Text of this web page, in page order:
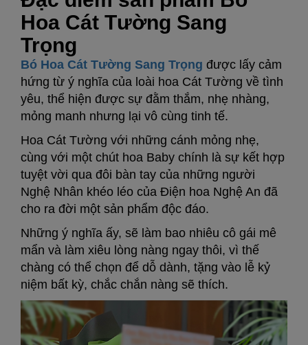
Hoa Cát Tường Sang
Trọng
Bó Hoa Cát Tường Sang Trọng được lấy cảm
hứng từ ý nghĩa của loài hoa Cát Tường về tình
yêu, thể hiện được sự đằm thắm, nhẹ nhàng,
mỏng manh nhưng lại vô cùng tinh tế.
Hoa Cát Tường với những cánh mỏng nhẹ,
cùng với một chút hoa Baby chính là sự kết hợp
tuyệt vời qua đôi bàn tay của những người
Nghệ Nhân khéo léo của Điện hoa Nghệ An đã
cho ra đời một sản phẩm độc đáo.
Những ý nghĩa ấy, sẽ làm bao nhiêu cô gái mê
mẩn và làm xiêu lòng nàng ngay thôi, vì thế
chàng có thể chọn để dỗ dành, tặng vào lễ kỷ
niệm bất kỳ, chắc chắn nàng sẽ thích.